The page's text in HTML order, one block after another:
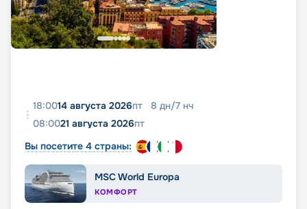
18:0014 августа 2026пт 8 дн/7 нч
08:0021 августа 2026пт
Вы посетите 4 страны:
MSC World Europa
КОМФОРТ